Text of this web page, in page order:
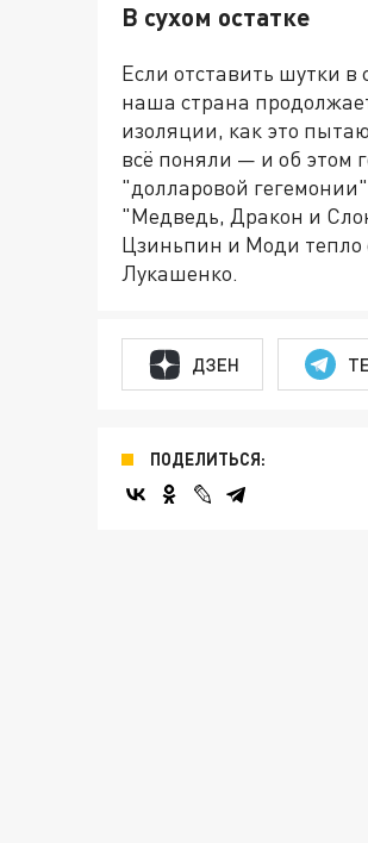
В сухом остатке
Если отставить шутки в
наша страна
изоляции, как это
всё поняли — и об этом
"долларовой
"Медведь, Дракон и
Цзиньпин и Моди тепло
Лукашенко.
ДЗЕН
ПОДЕЛИТЬСЯ: